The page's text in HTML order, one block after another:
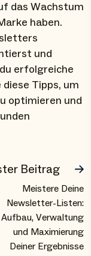
das Wachstum
haben.
und
erfolgreiche
Tipps, um
optimieren und
Beitrag
Meistere Deine
Newsletter-Listen:
Aufbau, Verwaltung
und Maximierung
Deiner Ergebnisse